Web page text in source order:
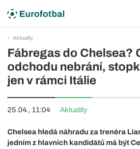
Aktuality
Fábregas do Chelsea?
odchodu nebrání,
jen v rámci Itálie
25.04., 11:04 Aktuality
Chelsea hledá náhradu za trenéra
jedním z hlavních kandidátů má být